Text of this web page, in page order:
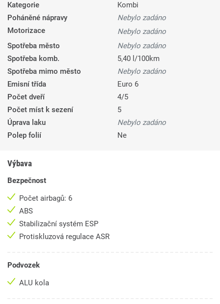
Kategorie
Kombi
Poháněné nápravy
Nebylo zadáno
Motorizace
Nebylo zadáno
Spotřeba město
Nebylo zadáno
Spotřeba komb.
5,40 l/100km
Spotřeba mimo město
Nebylo zadáno
Emisní třída
Euro 6
Počet dveří
4/5
Počet míst k sezení
5
Úprava laku
Nebylo zadáno
Polep folií
Ne
Výbava
Bezpečnost
Počet airbagů: 6
ABS
Stabilizační systém ESP
Protiskluzová regulace ASR
Podvozek
ALU kola